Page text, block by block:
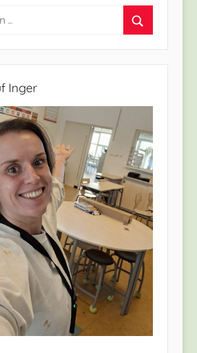
Inger